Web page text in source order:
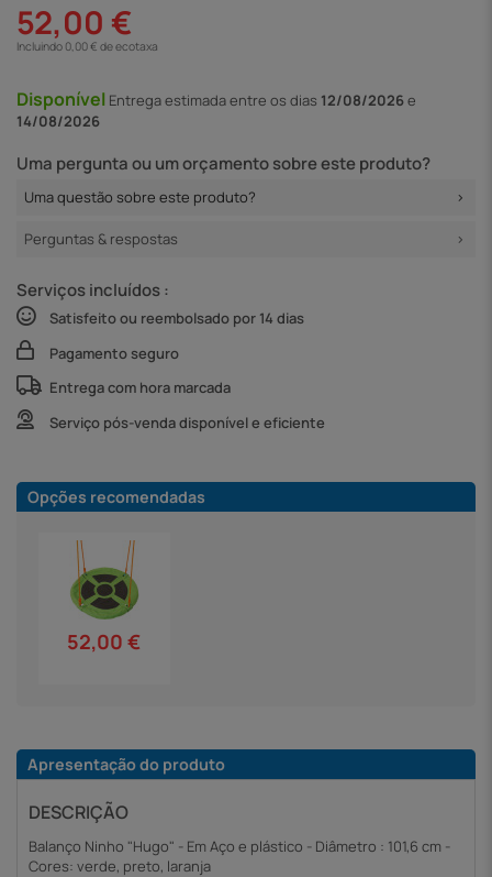
52,00 €
Incluindo 0,00 € de ecotaxa
Disponível Entregaestimada entre os dias 12/08/2026e
14/08/2026
Uma pergunta ou um orçamento sobre este produto?
Uma questão sobre este produto?
Perguntas & respostas
Serviços incluídos :
Satisfeito ou reembolsado por 14 dias
Pagamento seguro
Entrega com hora marcada
Serviço pós-venda disponível e eficiente
Opções recomendadas
52,00 €
Apresentação do produto
DESCRIÇÃO
Balanço Ninho "Hugo" - Em Aço e plástico - Diâmetro : 101,6 cm -
Cores: verde, preto, laranja